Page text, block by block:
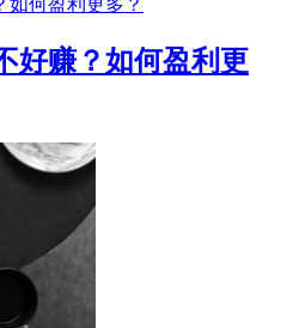
好赚？如何盈利更